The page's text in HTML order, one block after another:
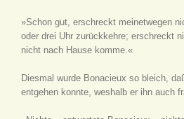
»Schon gut, erschreckt meinetwegen
oder drei Uhr zurückkehre; erschreckt
nicht nach Hause komme.«
Diesmal wurde Bonacieux so bleich,
entgehen konnte, weshalb er ihn auch